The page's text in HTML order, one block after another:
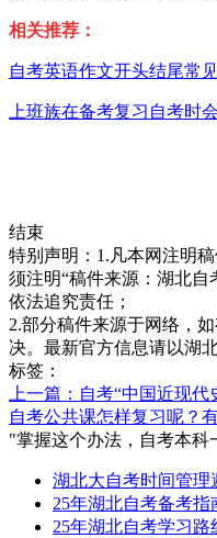
相关推荐：
自考英语作文开头结尾常
上班族在备考复习自考时
结束
特别声明：1.凡本网注明
须注明“稿件来源：湖北自
依法追究责任；
2.部分稿件来源于网络，
决。最新官方信息请以湖
标签：
上一篇：自考“中国近现
自考公共课怎样复习呢？
"掌握这个办法，自考本科
湖北大自考时间管理
25年湖北自考备考
25年湖北自考学习路